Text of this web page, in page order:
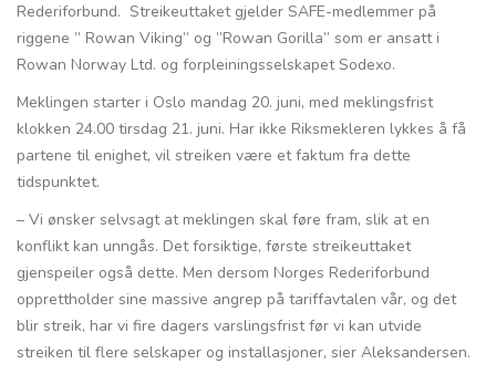
Rederiforbund. Streikeuttaket gjelder SAFE-medlemmer på
riggene ” Rowan Viking” og ”Rowan Gorilla” som er ansatt i
Rowan Norway Ltd. og forpleiningsselskapet Sodexo.
Meklingen starter i Oslo mandag 20. juni, med meklingsfrist
klokken 24.00 tirsdag 21. juni. Har ikke Riksmekleren lykkes å få
partene til enighet, vil streiken være et faktum fra dette
tidspunktet.
– Vi ønsker selvsagt at meklingen skal føre fram, slik at en
konflikt kan unngås. Det forsiktige, første streikeuttaket
gjenspeiler også dette. Men dersom Norges Rederiforbund
opprettholder sine massive angrep på tariffavtalen vår, og det
blir streik, har vi fire dagers varslingsfrist før vi kan utvide
streiken til flere selskaper og installasjoner, sier Aleksandersen.